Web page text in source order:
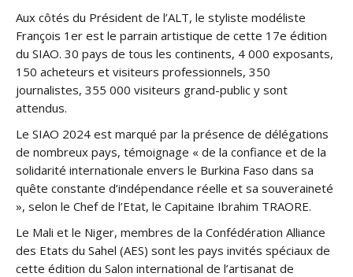
Aux côtés du Président de l’ALT, le styliste modéliste
François 1er est le parrain artistique de cette 17e édition
du SIAO. 30 pays de tous les continents, 4 000 exposants,
150 acheteurs et visiteurs professionnels, 350
journalistes, 355 000 visiteurs grand-public y sont
attendus.
Le SIAO 2024 est marqué par la présence de délégations
de nombreux pays, témoignage « de la confiance et de la
solidarité internationale envers le Burkina Faso dans sa
quête constante d’indépendance réelle et sa souveraineté
», selon le Chef de l’Etat, le Capitaine Ibrahim TRAORE.
Le Mali et le Niger, membres de la Confédération Alliance
des Etats du Sahel (AES) sont les pays invités spéciaux de
cette édition du Salon international de l’artisanat de